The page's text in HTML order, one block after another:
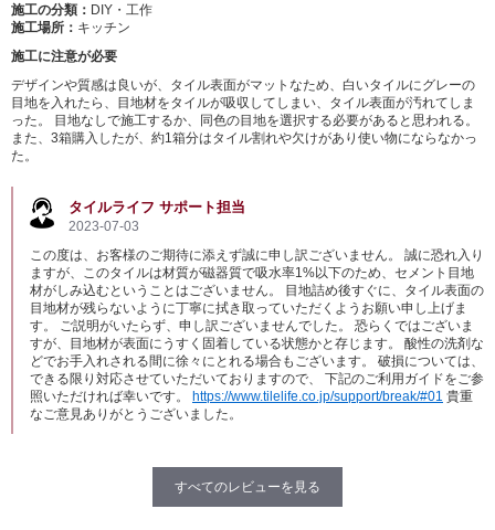
施工の分類： DIY・工作
施工場所： キッチン
施工に注意が必要
デザインや質感は良いが、タイル表面がマットなため、白いタイルにグレーの
目地を入れたら、目地材をタイルが吸収してしまい、タイル表面が汚れてしま
った。 目地なしで施工するか、同色の目地を選択する必要があると思われる。
また、3箱購入したが、約1箱分はタイル割れや欠けがあり使い物にならなかっ
た。
タイルライフ サポート担当
2023-07-03
この度は、お客様のご期待に添えず誠に申し訳ございません。 誠に恐れ入り
ますが、このタイルは材質が磁器質で吸水率1%以下のため、セメント目地
材がしみ込むということはございません。 目地詰め後すぐに、タイル表面の
目地材が残らないように丁寧に拭き取っていただくようお願い申し上げま
す。 ご説明がいたらず、申し訳ございませんでした。 恐らくではございま
すが、目地材が表面にうすく固着している状態かと存じます。 酸性の洗剤な
どでお手入れされる間に徐々にとれる場合もございます。 破損については、
できる限り対応させていただいておりますので、 下記のご利用ガイドをご参
照いただければ幸いです。 https://www.tilelife.co.jp/support/break/#01 貴重
なご意見ありがとうございました。
すべてのレビューを見る